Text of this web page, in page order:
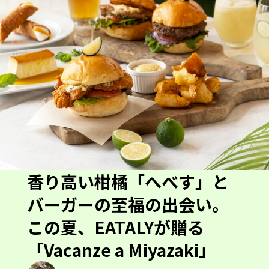
香り高い柑橘「へべす」と
バーガーの至福の出会い。
この夏、EATALYが贈る
「Vacanze a Miyazaki」